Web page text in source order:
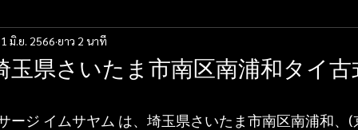
のこと マッサージ紹介
玉県さいたま市南区南浦和タイ
1 มิ.ย. 2566 ยาว 2 นาที
ージ イムサヤム は、埼玉県さいたま市南区南浦和、